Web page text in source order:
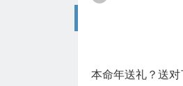
本命年送礼？送